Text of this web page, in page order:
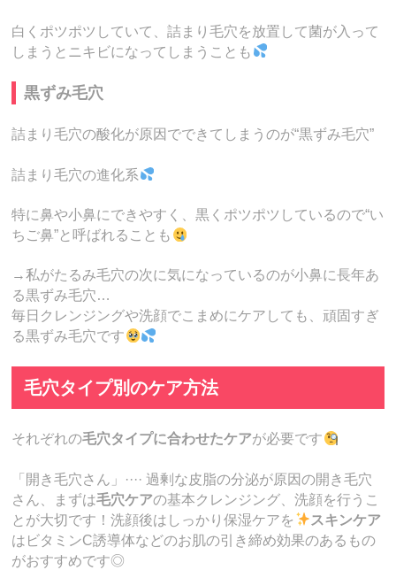
白くポツポツしていて、詰まり毛穴を放置して菌が入って
しまうとニキビになってしまうことも
黒ずみ毛穴
詰まり毛穴の酸化が原因でできてしまうのが“黒ずみ毛穴”
詰まり毛穴の進化系
特に鼻や小鼻にできやすく、黒くポツポツしているので“い
ちご鼻”と呼ばれることも
→私がたるみ毛穴の次に気になっているのが小鼻に長年あ
る黒ずみ毛穴…
毎日クレンジングや洗顔でこまめにケアしても、頑固すぎ
る黒ずみ毛穴です
毛穴タイプ別のケア方法
それぞれの毛穴タイプに合わせたケアが必要です
「開き毛穴さん」···· 過剰な皮脂の分泌が原因の開き毛穴
さん、まずは毛穴ケアの基本クレンジング、洗顔を行うこ
とが大切です！洗顔後はしっかり保湿ケアを
スキンケア
はビタミンC誘導体などのお肌の引き締め効果のあるもの
がおすすめです◎